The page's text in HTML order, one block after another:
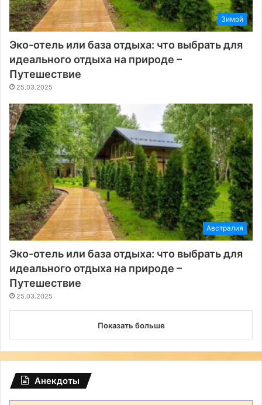
Зимой
Эко-отель или база отдыха: что выбрать для
идеального отдыха на природе –
Путешествие
25.03.2025
Австралия
Эко-отель или база отдыха: что выбрать для
идеального отдыха на природе –
Путешествие
25.03.2025
Показать больше
Анекдоты